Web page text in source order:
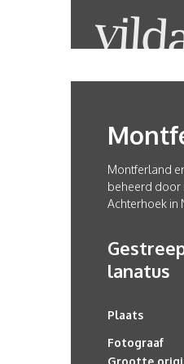
Montferland
beheerd door
Achterhoek in
lanatus
Plaats
Fotograaf
Grootte